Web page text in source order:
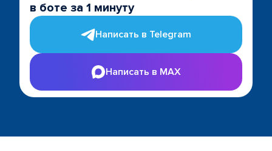
в боте за 1 минуту
Написать в Telegram
Написать в MAX